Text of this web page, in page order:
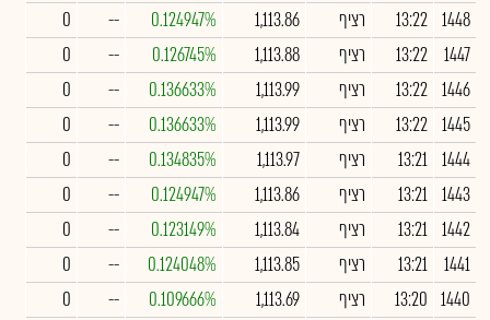
1448
13:22 רציף 1,113.86
0.124947%
--
0
1447
13:22 רציף 1,113.88
0.126745%
--
0
1446
13:22 רציף 1,113.99
0.136633%
--
0
1445
13:22 רציף 1,113.99
0.136633%
--
0
1444
13:21 רציף 1,113.97
0.134835%
--
0
1443
13:21 רציף 1,113.86
0.124947%
--
0
1442
13:21 רציף 1,113.84
0.123149%
--
0
1441
13:21 רציף 1,113.85
0.124048%
--
0
1440
13:20 רציף 1,113.69
0.109666%
--
0